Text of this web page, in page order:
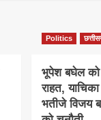
Politics
भूपेश बघेल को
राहत,
भतीजे विजय